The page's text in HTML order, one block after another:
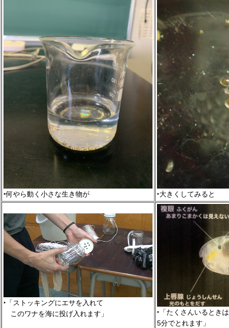
‣何やら動く小さな生き物が ‣大きくしてみると
‣「ストッキングにエサを入れて
こ のワナを海に投げ入れます」
‣「たくさんいるときは
5分でとれます」